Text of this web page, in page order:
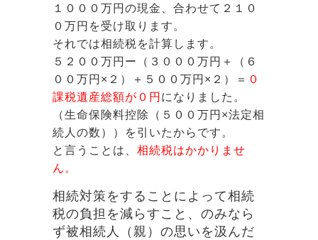
１０００万円の現金、合わせて２１０
０万円を受け取ります。
それでは相続税を計算します。
５２００万円ー（３０００万円＋（６
００万円×２）＋５００万円×２）＝ ０
課税遺産総額が０円 になりました。
（生命保険料控除（５００万円×法定相
続人の数））を引いたからです。
と言うことは、 相続税はかかりませ
ん。
相続対策をすることによって相続
税の負担を減らすこと、のみなら
ず被相続人（親）の思いを汲んだ